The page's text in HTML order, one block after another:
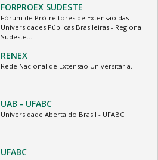
FORPROEX SUDESTE
Fórum de Pró-reitores de Extensão das
Universidades Públicas Brasileiras - Regional
Sudeste…
RENEX
Rede Nacional de Extensão Universitária.
UAB - UFABC
Universidade Aberta do Brasil - UFABC.
UFABC